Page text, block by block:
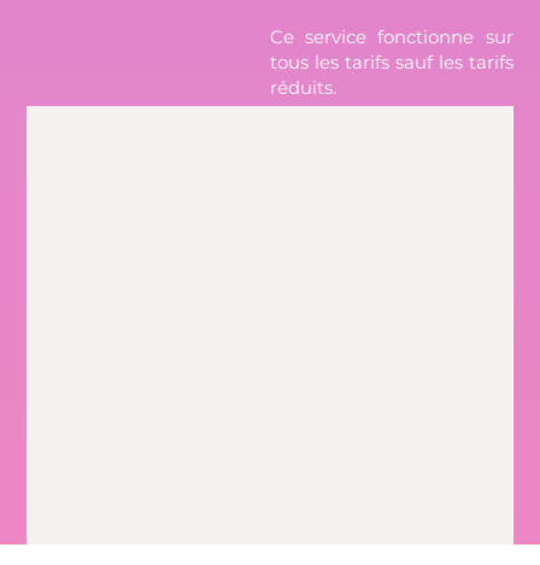
Ce service fonctionne sur
tous les tarifs sauf les tarifs
réduits.